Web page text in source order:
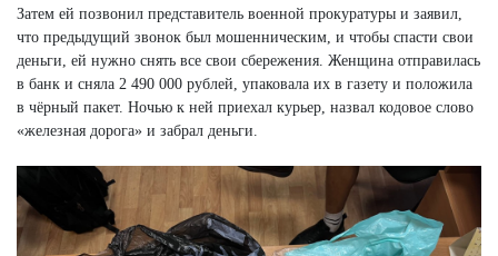
Затем ей позвонил представитель военной прокуратуры и заявил,
что предыдущий звонок был мошенническим, и чтобы спасти свои
деньги, ей нужно снять все свои сбережения. Женщина отправилась
в банк и сняла 2 490 000 рублей, упаковала их в газету и положила
в чёрный пакет. Ночью к ней приехал курьер, назвал кодовое слово
«железная дорога» и забрал деньги.